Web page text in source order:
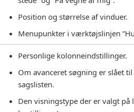
Position og størrelse af vinduer.
Menupunkter i værktøjslinjen
Personlige kolonneindstillinger.
Om avanceret søgning er slået
sagslisten.
Den visningstype der er valgt på